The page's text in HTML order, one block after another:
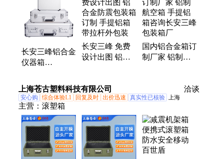
包装箱、特种包装箱、EVA内村海绵、配件、脚轮、
消防箱、防护箱、塑料箱
长安三峰铝合金
仪器箱
格 银色拉杆轮
手提收纳箱
长安三峰 免费
设计出图 铝合
拉杆外包装
国内铝合金箱订
制厂家 铝制航
上海苍古塑料科技有限公司 洽谈
安心购 综合体验L1 回复及时 出价迅速 真实性已核验 上海
主营： 滚塑箱